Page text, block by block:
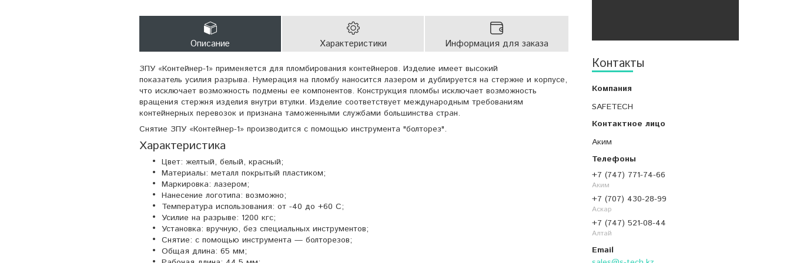
Контакты
SAFETECH
Аким
+7 (747) 771-74-66
Аким
+7 (707) 430-28-99
Аскар
+7 (747) 521-08-44
Алтай
Описание Характеристики Информация для заказа
ЗПУ «Контейнер-1» применяется для пломбирования контейнеров. Изделие имеет высокий
показатель усилия разрыва. Нумерация на пломбу наносится лазером и дублируется на стержне и корпусе,
что исключает возможность подмены ее компонентов. Конструкция пломбы исключает возможность
вращения стержня изделия внутри втулки. Изделие соответствует международным требованиям
контейнерных перевозок и признана таможенными службами большинства стран.
Снятие ЗПУ «Контейнер-1» производится с помощью инструмента "болторез".
Характеристика
Цвет: желтый, белый, красный;
Материалы: металл покрытый пластиком;
Маркировка: лазером;
Нанесение логотипа: возможно;
Температура использования: от -40 до +60 С;
Усилие на разрыве: 1200 кгс;
Установка: вручную, без специальных инструментов;
Снятие: с помощью инструмента — болторезов;
Общая длина: 65 мм;